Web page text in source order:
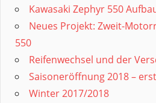
Kawasaki Zephyr 550
Neues Projekt: Zweit-
550
Reifenwechsel und der
Saisoneröffnung 2018 –
Winter 2017/2018